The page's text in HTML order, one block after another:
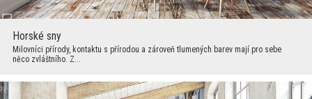
Horské sny
Milovníci přírody, kontaktu s přírodou a zároveň tlumených barev mají pro sebe
něco zvláštního. Z...